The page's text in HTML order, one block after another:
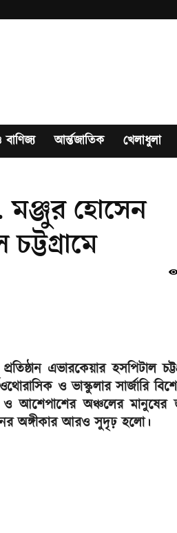
আর্ন্তজাতিক খেলাধুলা
মঞ্জুর হোসেন
এভারকেয়ার হসপিটাল
ও ভাস্কুলার সার্জারি
ও আশেপাশের অঞ্চলের মানুষের
অঙ্গীকার আরও সুদৃঢ় হলো।